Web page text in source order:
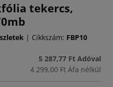
tekercs,
| Cikkszám: FBP10
5 287,77 Ft Adóval
4 299,00 Ft Áfa nélkül